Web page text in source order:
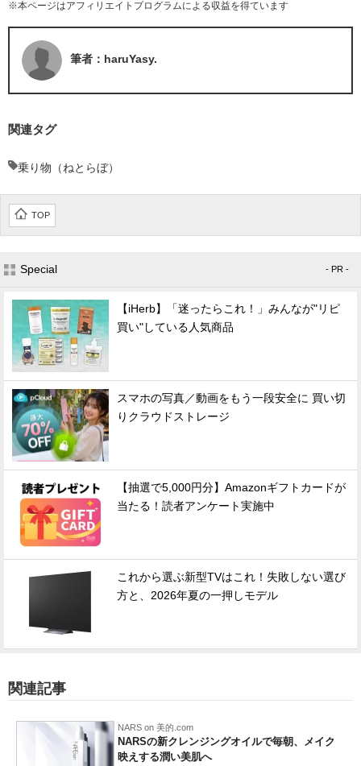
※本ページはアフィリエイトプログラムによる収益を得ています
筆者：haruYasy.
関連タグ
乗り物（ねとらぼ）
TOP
Special - PR -
【iHerb】「迷ったらこれ！」みんなが"リピ
買い"している人気商品
スマホの写真／動画をもう一段安全に 買い切
りクラウドストレージ
【抽選で5,000円分】Amazonギフトカードが
当たる！読者アンケート実施中
これから選ぶ新型TVはこれ！失敗しない選び
方と、2026年夏の一押しモデル
関連記事
NARS on 美的.com
NARSの新クレンジングオイルで毎朝、メイク
映えする潤い美肌へ